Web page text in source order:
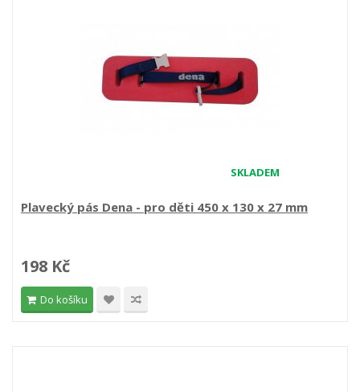
SKLADEM
Plavecký pás Dena - pro děti 450 x 130 x 27 mm
198 Kč
Do košíku